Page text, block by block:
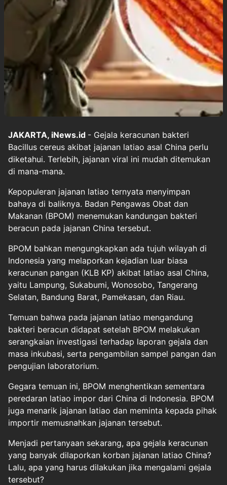
JAKARTA, iNews.id - Gejala keracunan bakteri
Bacillus cereus akibat jajanan latiao asal China perlu
diketahui. Terlebih, jajanan viral ini mudah ditemukan
di mana-mana.
Kepopuleran jajanan latiao ternyata menyimpan
bahaya di baliknya. Badan Pengawas Obat dan
Makanan (BPOM) menemukan kandungan bakteri
beracun pada jajanan China tersebut.
BPOM bahkan mengungkapkan ada tujuh wilayah di
Indonesia yang melaporkan kejadian luar biasa
keracunan pangan (KLB KP) akibat latiao asal China,
yaitu Lampung, Sukabumi, Wonosobo, Tangerang
Selatan, Bandung Barat, Pamekasan, dan Riau.
Temuan bahwa pada jajanan latiao mengandung
bakteri beracun didapat setelah BPOM melakukan
serangkaian investigasi terhadap laporan gejala dan
masa inkubasi, serta pengambilan sampel pangan dan
pengujian laboratorium.
Gegara temuan ini, BPOM menghentikan sementara
peredaran latiao impor dari China di Indonesia. BPOM
juga menarik jajanan latiao dan meminta kepada pihak
importir memusnahkan jajanan tersebut.
Menjadi pertanyaan sekarang, apa gejala keracunan
yang banyak dilaporkan korban jajanan latiao China?
Lalu, apa yang harus dilakukan jika mengalami gejala
tersebut?